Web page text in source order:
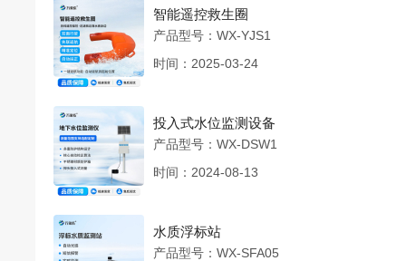
智能遥控救生圈
产品型号：WX-YJS1
时间：2025-03-24
投入式水位监测设备
产品型号：WX-DSW1
时间：2024-08-13
水质浮标站
产品型号：WX-SFA05